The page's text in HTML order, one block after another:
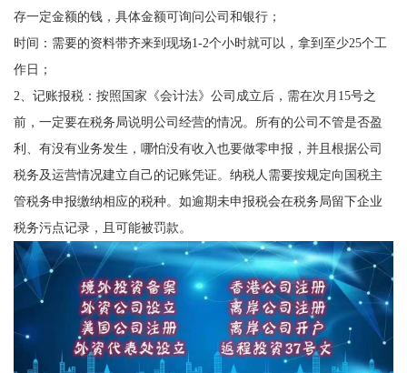
存一定金额的钱，具体金额可询问公司和银行；
时间：需要的资料带齐来到现场1-2个小时就可以，拿到至少25个工
作日；
2、记账报税：按照国家《会计法》公司成立后，需在次月15号之
前，一定要在税务局说明公司经营的情况。所有的公司不管是否盈
利、有没有业务发生，哪怕没有收入也要做零申报，并且根据公司
税务及运营情况建立自己的记账凭证。纳税人需要按规定向国税主
管税务申报缴纳相应的税种。如逾期未申报税会在税务局留下企业
税务污点记录，且可能被罚款。